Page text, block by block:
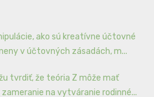
ako sú kreatívne účtovné
v účtovných zásadách, m...
tvrdiť, že teória Z môže mať
na vytváranie rodinné...